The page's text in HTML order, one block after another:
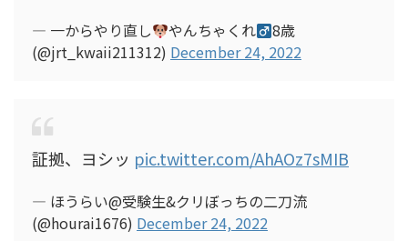
— 一からやり直し‎ やんちゃくれ
8歳
(@jrt_kwaii211312) December 24, 2022
証拠、ヨシッ pic.twitter.com/AhAOz7sMIB
— ほうらい@受験生&クリぼっちの二刀流
(@hourai1676) December 24, 2022